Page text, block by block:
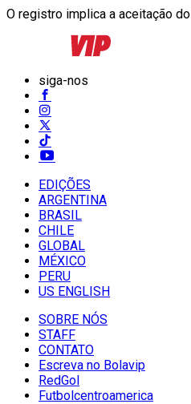
O registro implica a aceitação do
siga-nos
EDIÇÕES
ARGENTINA
BRASIL
CHILE
GLOBAL
MÉXICO
PERU
US ENGLISH
SOBRE NÓS
STAFF
CONTATO
Escreva no Bolavip
RedGol
Futbolcentroamerica